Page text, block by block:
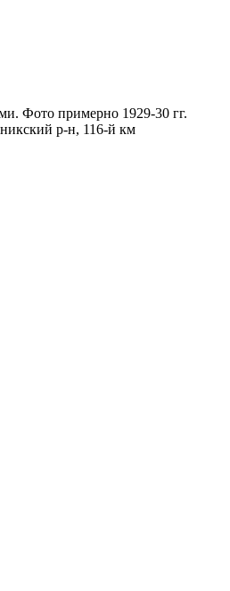
Фото примерно 1929-30 гг.
р-н, 116-й км